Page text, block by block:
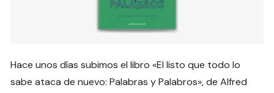
Hace unos días subimos el libro «El listo que todo lo
sabe ataca de nuevo: Palabras y Palabros», de Alfred